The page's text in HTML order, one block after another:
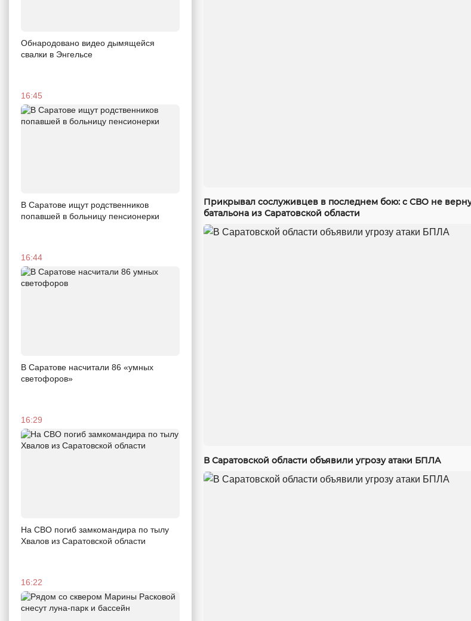
Обнародовано видео дымящейся
свалки в Энгельсе
16:45
В Саратове ищут родственников
попавшей в больницу пенсионерки
16:44
В Саратове насчитали 86 «умных
светофоров»
16:29
На СВО погиб замкомандира по тылу
Хвалов из Саратовской области
16:22
Прикрывал сослуживцев в последнем бою: с СВО не
батальона из Саратовской области
В Саратовской области объявили угрозу атаки БПЛА